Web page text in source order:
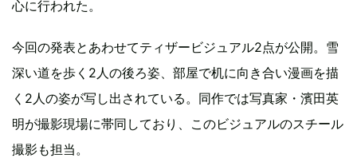
心に行われた。
今回の発表とあわせてティザービジュアル2点が公開。雪
深い道を歩く2人の後ろ姿、部屋で机に向き合い漫画を描
く2人の姿が写し出されている。同作では写真家・濱田英
明が撮影現場に帯同しており、このビジュアルのスチール
撮影も担当。